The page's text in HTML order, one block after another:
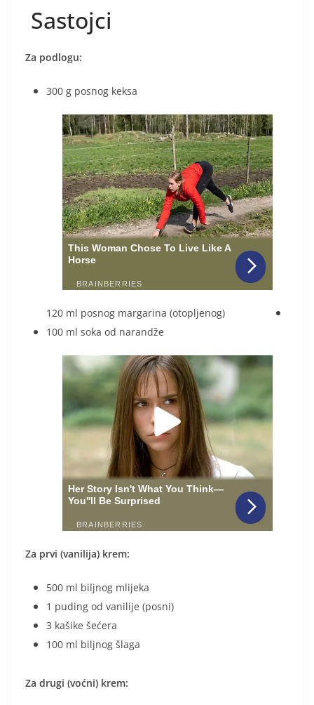
Sastojci
Za podlogu:
300 g posnog keksa
120 ml posnog margarina (otopljenog)
100 ml soka od narandže
Za prvi (vanilija) krem:
500 ml biljnog mlijeka
1 puding od vanilije (posni)
3 kašike šećera
100 ml biljnog šlaga
Za drugi (voćni) krem: